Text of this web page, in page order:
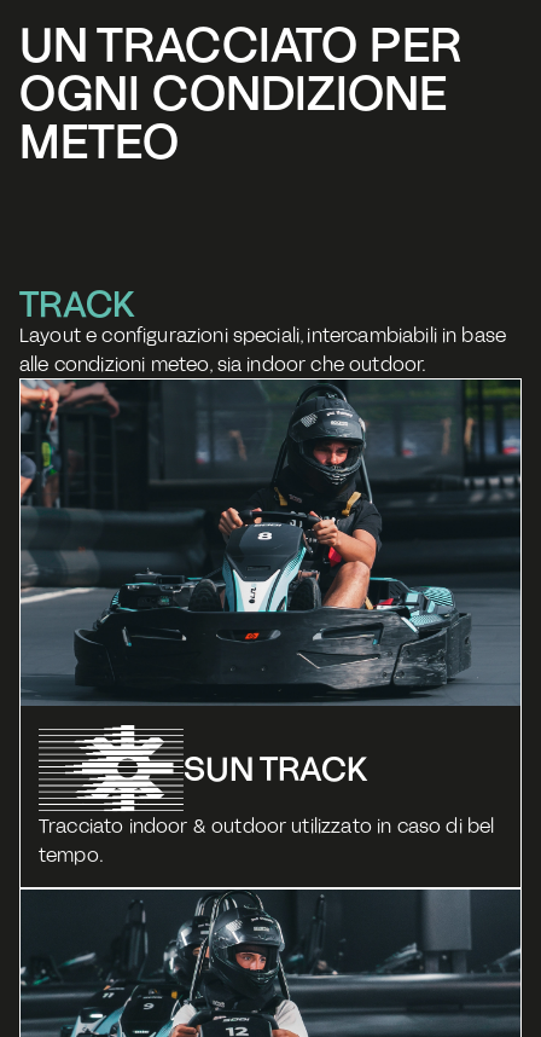
UN TRACCIATO PER
OGNI CONDIZIONE
METEO
TRACK
Layout e configurazioni speciali, intercambiabili in base
alle condizioni meteo, sia indoor che outdoor.
SUN TRACK
Tracciato indoor & outdoor utilizzato in caso di bel
tempo.